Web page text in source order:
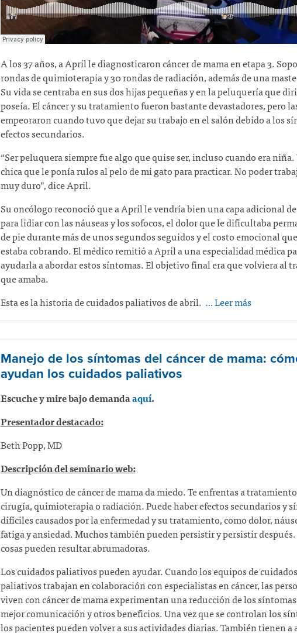
A los 37 años, a April le diagnosticaron cáncer de mama en etapa 3.
rondas de quimioterapia y 30 rondas de radiación, además de una
Su vida se centraba en sus dos hijas pequeñas y en la peluquería que
poseía. El cáncer y su tratamiento fueron bastante devastadores, pero
empeoraron cuando tuvo que dejar su trabajo en el salón debido a los
efectos secundarios.
“Ser peluquera siempre fue algo que quise ser, incluso cuando era niña.
chica que le ponía rulos al pelo de mi gato para practicar. No poder
muy duro”, dice April.
Su oncólogo reconoció que a April le vendría bien una capa adicional
para lidiar con las náuseas y los sofocos, el dolor que le dificultaba
de pie durante más de unos segundos seguidos y el costo emocional
estaba cobrando. El médico remitió a April a una especialidad médica
ayudarla a abordar estos síntomas. El objetivo final era que volviera al
que amaba.
Esta es la historia de cuidados paliativos de abril. … Leer más
Manejo de los síntomas del cáncer de mama:
ayudan los cuidados paliativos
Escuche y mire bajo demandaaquí.
Presentador destacado:
Beth Popp, MD
Descripción del seminario web:
Un diagnóstico de cáncer de mama da miedo. Te enfrentas a
cirugía, quimioterapia o radiación. Puede haber efectos secundarios y
difíciles causados por la enfermedad y su tratamiento, como dolor,
fatiga y ansiedad. Muchos también pueden persistir y persistir después.
cosas pueden resultar abrumadoras.
Los cuidados paliativos pueden ayudar. Cuando los equipos de cuidados
paliativos trabajan en colaboración con especialistas en cáncer, las
viven con cáncer de mama experimentan una reducción de los
mejor comunicación y otros beneficios. Una vez que se controlan los
los pacientes pueden volver a sus actividades diarias. También tienen a